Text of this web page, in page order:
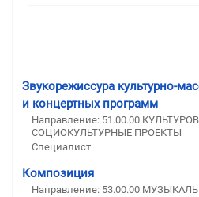
Звукорежиссура культурно-
и концертных программ
Направление: 51.00.00
СОЦИОКУЛЬТУРНЫЕ ПРОЕКТЫ
Специалист
Композиция
Направление: 53.00.00